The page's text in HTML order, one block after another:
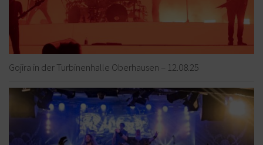
Gojira in der Turbinenhalle Oberhausen – 12.08.25